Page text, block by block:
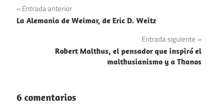
Navegación
de
entradas
Entrada anterior
La Alemania de Weimar, de Eric D. Weitz
Entrada siguiente
Robert Malthus, el pensador que inspiró el
malthusianismo y a Thanos
6 comentarios